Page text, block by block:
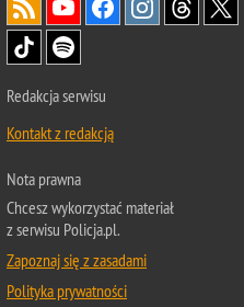
Redakcja serwisu
Kontakt z redakcją
Nota prawna
Chcesz wykorzystać materiał
z serwisu Policja.pl.
Zapoznaj się z zasadami
Polityka prywatności